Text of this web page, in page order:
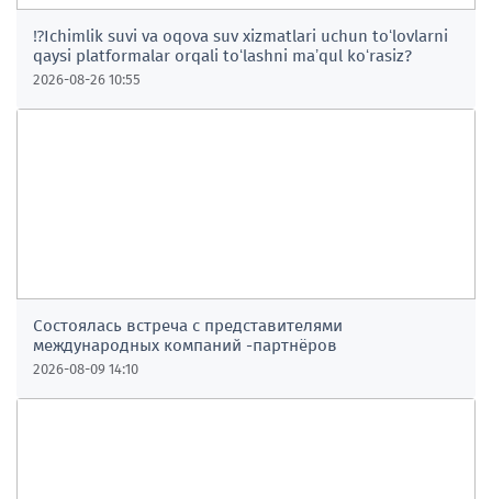
1255
Единый Call-центр
⁉️Ichimlik suvi va oqova suv xizmatlari uchun toʻlovlarni
qaysi platformalar orqali toʻlashni maʼqul koʻrasiz?
2026-08-26 10:55
Состоялась встреча с представителями
международных компаний -партнёров
2026-08-09 14:10